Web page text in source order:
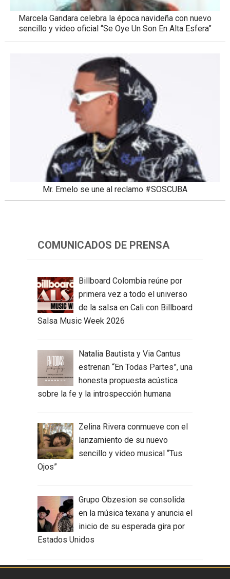
Marcela Gandara celebra la época navideña con nuevo
sencillo y video oficial “Se Oye Un Son En Alta Esfera”
Mr. Emelo se une al reclamo #SOSCUBA
COMUNICADOS DE PRENSA
Billboard Colombia reúne por
primera vez a todo el universo
de la salsa en Cali con Billboard
Salsa Music Week 2026
Natalia Bautista y Via Cantus
estrenan “En Todas Partes”, una
honesta propuesta acústica
sobre la fe y la introspección humana
Zelina Rivera conmueve con el
lanzamiento de su nuevo
sencillo y video musical “Tus
Ojos”
Grupo Obzesion se consolida
en la música texana y anuncia el
inicio de su esperada gira por
Estados Unidos